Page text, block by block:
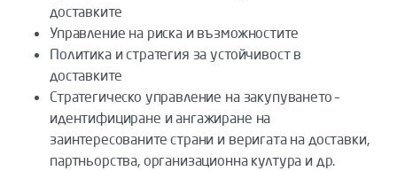
доставките
Управление на риска и възможностите
Политика и стратегия за устойчивост в
доставките
Стратегическо управление на закупуването –
идентифициране и ангажиране на
заинтересованите страни и веригата на доставки,
партньорства, организационна култура и др.